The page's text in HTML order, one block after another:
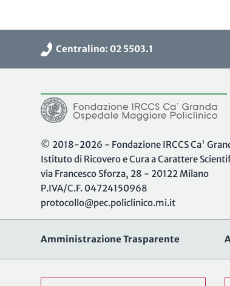
Centralino: 02 5503.1
© 2018-2026 - Fondazione IRCCS Ca'
Istituto di Ricovero e Cura a Carattere
via Francesco Sforza, 28 - 20122 Milano
P.IVA/C.F. 04724150968
protocollo@pec.policlinico.mi.it
Amministrazione Trasparente